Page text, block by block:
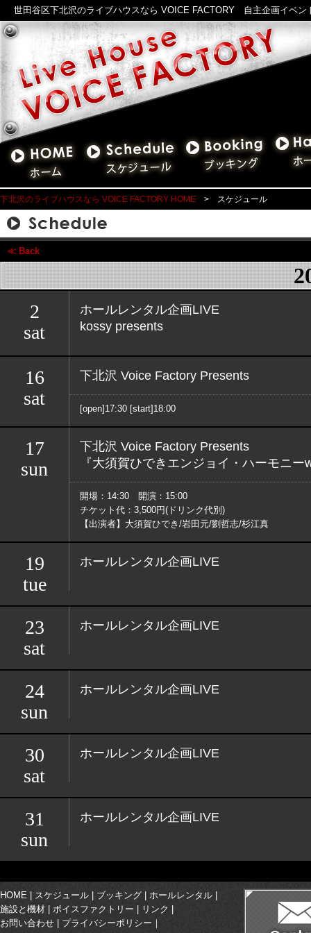
世田谷区下北沢のライブハウスなら VOICE FACTORY 自主企画イベン
下北沢のライブハウスなら VOICE FACTORY HOME > スケジュール
≪ Back
2
sat
ホールレンタル企画LIVE
kossy presents
16
sat
下北沢 Voice Factory Presents
[open]17:30 [start]18:00
17
sun
下北沢 Voice Factory Presents
『大須賀ひできエンジョイ・ハーモニ
開場：14:30 開演：15:00
チケット代：3,500円(ドリンク代別)
【出演者】大須賀ひでき/岩田元/劉哲志/杉江真
19
tue
ホールレンタル企画LIVE
23
sat
ホールレンタル企画LIVE
24
sun
ホールレンタル企画LIVE
30
sat
ホールレンタル企画LIVE
31
sun
ホールレンタル企画LIVE
HOME スケジュール ブッキング ホールレンタル
施設と機材
ボイスファクトリー リンク
お問い合わせ
プライバシーポリシー ｜